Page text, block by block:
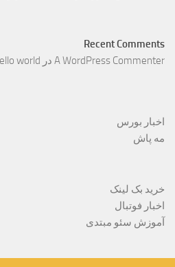
Recent Comments
A WordPress Commenter در world!
اخبار بورس
مه پاش
خرید بک لینک
اخبار فوتبال
آموزش سئو مبتدی